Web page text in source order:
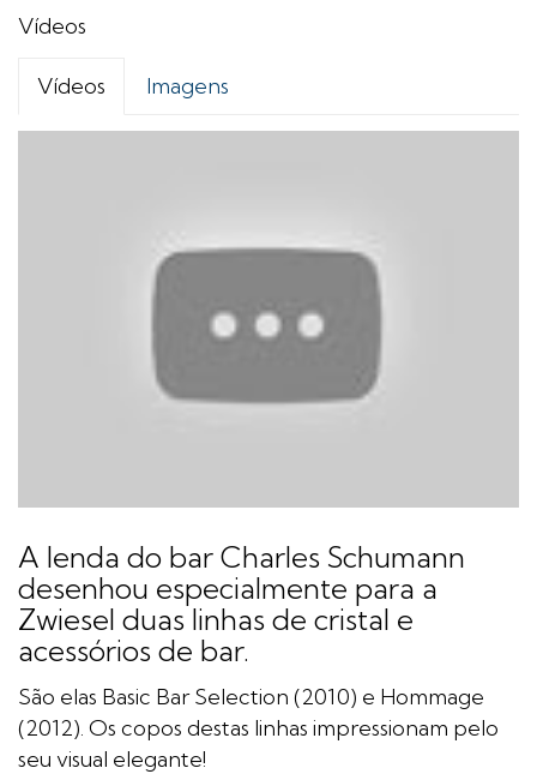
Vídeos
Vídeos Imagens
A lenda do bar Charles Schumann
desenhou especialmente para a
Zwiesel duas linhas de cristal e
acessórios de bar.
São elas Basic Bar Selection (2010) e Hommage
(2012). Os copos destas linhas impressionam pelo
seu visual elegante!